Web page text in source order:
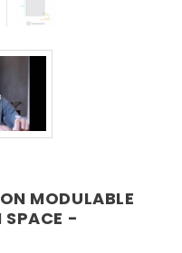
MODULABLE
SPACE -